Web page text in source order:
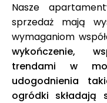
Nasze
sprzedaż mają
wymaganiom
wykończenie,
trendami w
udogodnienia
ogródki składają